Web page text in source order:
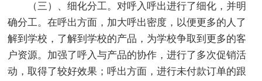
（三）、细化分工。对呼入呼出进行了细化，并明
确分工。在呼出方面，加大呼出密度，以便更多的人了
解到学校，了解到学校的产品，为学校争取到更多的客
户资源。加强了呼入与产品的协作，进行了多次促销活
动，取得了较好效果；呼出方面，进行未付款订单的跟